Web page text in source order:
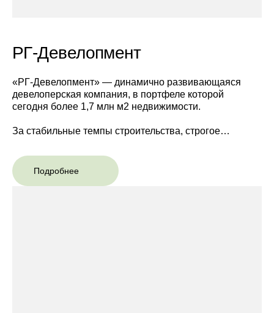
РГ-Девелопмент
«РГ-Девелопмент» — динамично развивающаяся
девелоперская компания, в портфеле которой
сегодня более 1,7 млн м2 недвижимости.
За стабильные темпы строительства, строгое
объектов компания «РГ-Девелопмент» неоднократно
удостаивалась наград в профессиональных конкурсах
и премиях. Компания входит в ТОП-20 крупнейших
Подробнее